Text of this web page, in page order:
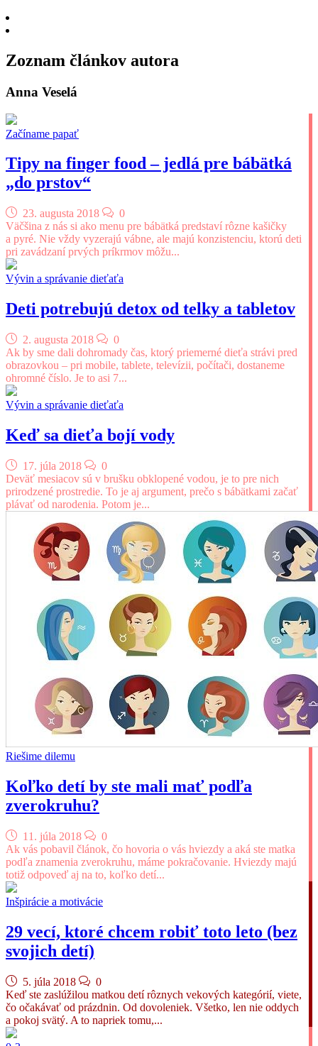
Zoznam článkov autora
Anna Veselá
Začíname papať
Tipy na finger food – jedlá pre bábätká
„do prstov“
23. augusta 2018
0
Väčšina z nás si ako menu pre bábätká predstaví rôzne kašičky
a pyré. Nie vždy vyzerajú vábne, ale majú konzistenciu, ktorú deti
pri zavádzaní prvých príkrmov môžu...
Vývin a správanie dieťaťa
Deti potrebujú detox od telky a tabletov
2. augusta 2018
0
Ak by sme dali dohromady čas, ktorý priemerné dieťa strávi pred
obrazovkou – pri mobile, tablete, televízii, počítači, dostaneme
ohromné číslo. Je to asi 7...
Vývin a správanie dieťaťa
Keď sa dieťa bojí vody
17. júla 2018
0
Deväť mesiacov sú v brušku obklopené vodou, je to pre nich
prirodzené prostredie. To je aj argument, prečo s bábätkami začať
plávať od narodenia. Potom je...
Riešime dilemu
Koľko detí by ste mali mať podľa
zverokruhu?
11. júla 2018
0
Ak vás pobavil článok, čo hovoria o vás hviezdy a aká ste matka
podľa znamenia zverokruhu, máme pokračovanie. Hviezdy majú
totiž odpoveď aj na to, koľko detí...
Inšpirácie a motivácie
29 vecí, ktoré chcem robiť toto leto (bez
svojich detí)
5. júla 2018
0
Keď ste zaslúžilou matkou detí rôznych vekových kategórií, viete,
čo očakávať od prázdnin. Od dovoleniek. Všetko, len nie oddych
a pokoj svätý. A to napriek tomu,...